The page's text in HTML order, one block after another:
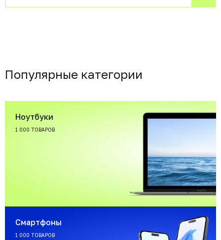
Популярные категории
Ноутбуки
1 000 ТОВАРОВ
Смартфоны
1 000 ТОВАРОВ